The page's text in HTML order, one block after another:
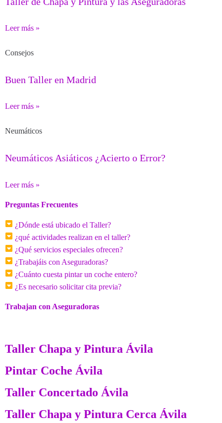
Leer más »
Consejos
Buen Taller en Madrid
Leer más »
Neumáticos
Neumáticos Asiáticos ¿Acierto o Error?
Leer más »
Preguntas Frecuentes
¿Dónde está ubicado el Taller?
¿qué actividades realizan en el taller?
¿Qué servicios especiales ofrecen?
¿Trabajáis con Aseguradoras?
¿Cuánto cuesta pintar un coche entero?
¿Es necesario solicitar cita previa?
Trabajan con Aseguradoras
Taller Chapa y Pintura Ávila
Pintar Coche Ávila
Taller Concertado Ávila
Taller Chapa y Pintura Cerca Ávila